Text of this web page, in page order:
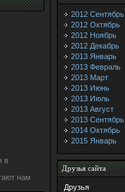
в
нам
2012 Сентябрь
2012 Октябрь
2012 Ноябрь
2012 Декабрь
2013 Январь
2013 Февраль
2013 Март
2013 Июнь
2013 Июль
2013 Август
2013 Сентябрь
2014 Октябрь
2015 Январь
Друзья сайта
Друзья